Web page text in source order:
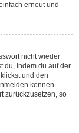
erneut und
nicht wieder
du, indem du auf der
und den
können.
zurückzusetzen, so